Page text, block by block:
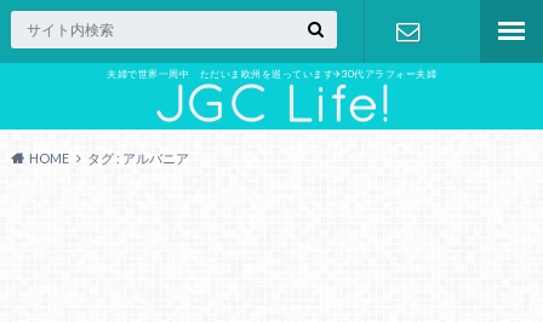
夫婦で世界一周中 ただいま欧州を巡っています✈︎30代アラフォー夫婦
お問い合わ
HOME タグ : アルバニア